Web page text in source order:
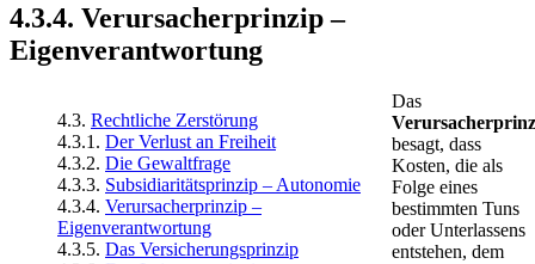
4.3.4. Verursacherprinzip –
Eigenverantwortung
4.3. Rechtliche Zerstörung
4.3.1. Der Verlust an Freiheit
4.3.2. Die Gewaltfrage
4.3.3. Subsidiaritätsprinzip – Autonomie
4.3.4. Verursacherprinzip –
Eigenverantwortung
4.3.5. Das Versicherungsprinzip
Das
besagt, dass
Kosten, die als
Folge eines
bestimmten Tuns
oder Unterlassens
entstehen, dem